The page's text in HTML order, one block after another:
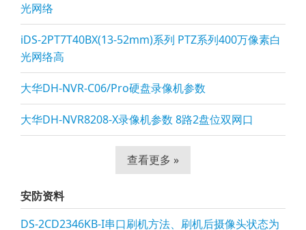
光网络
iDS-2PT7T40BX(13-52mm)系列 PTZ系列400万像素白
光网络高
大华DH-NVR-C06/Pro硬盘录像机参数
大华DH-NVR8208-X录像机参数 8路2盘位双网口
查看更多 »
安防资料
DS-2CD2346KB-I串口刷机方法、刷机后摄像头状态为